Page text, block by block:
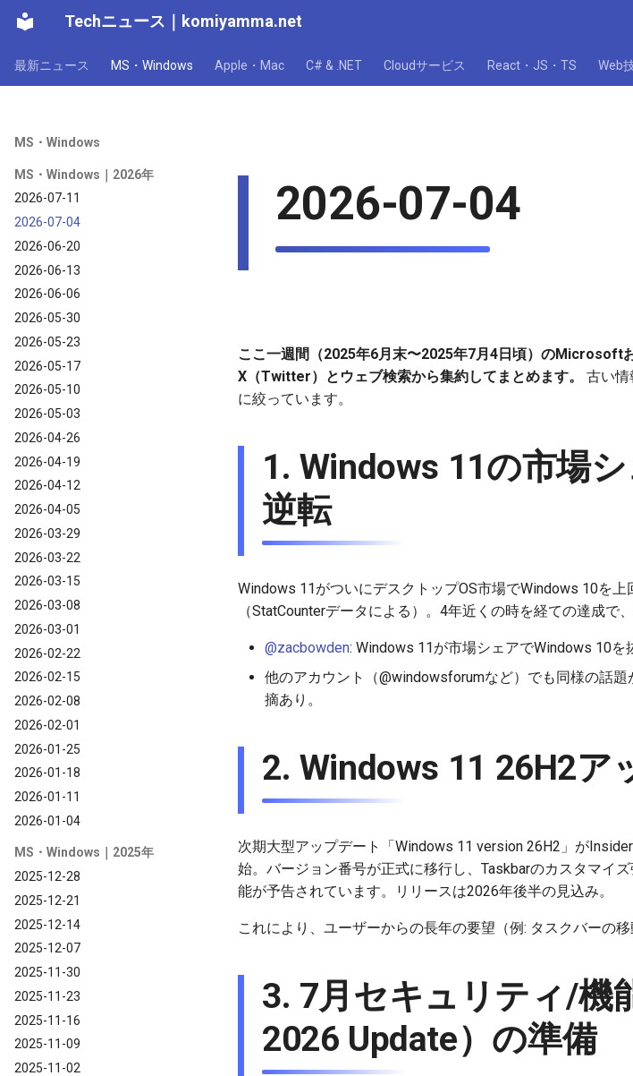
Techニュース komiyamma.net
最新ニュース MS・Windows Apple・Mac C# & .NET Cloudサービス React・JS・TS Web
MS・Windows
MS・Windows｜2026年
2026-07-11
2026-07-04
2026-06-20
2026-06-13
2026-06-06
2026-05-30
2026-05-23
2026-05-17
2026-05-10
2026-05-03
2026-04-26
2026-04-19
2026-04-12
2026-04-05
2026-03-29
2026-03-22
2026-03-15
2026-03-08
2026-03-01
2026-02-22
2026-02-15
2026-02-08
2026-02-01
2026-01-25
2026-01-18
2026-01-11
2026-01-04
MS・Windows｜2025年
2025-12-28
2025-12-21
2025-12-14
2025-12-07
2025-11-30
2025-11-23
2025-11-16
2025-11-09
2025-11-02
2026-07-04
ここ一週間（2025年6月末〜2025年7月4日頃）のMicrosoft
X（Twitter）とウェブ検索から集約してまとめます。
古い情
に絞っています。
1. Windows 11の市場
逆転
Windows 11がついにデスクトップOS市場でWindows 10を
（StatCounterデータによる）。4年近くの時を経ての達成で
@zacbowden: Windows 11が市場シェアでWindows 10を
他のアカウント（@windowsforumなど）でも同様の話
摘あり。
2. Windows 11 26H2ア
次期大型アップデート「Windows 11 version 26H2」が
始。バージョン番号が正式に移行し、Taskbarのカスタマイ
能が予告されています。リリースは2026年後半の見込み。
これにより、ユーザーからの長年の要望（例: タスクバーの
3. 7月セキュリティ/機
2026 Update）の準備